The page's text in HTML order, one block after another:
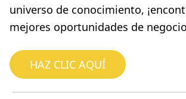
universo de conocimiento,
mejores oportunidades de
HAZ CLIC AQUÍ